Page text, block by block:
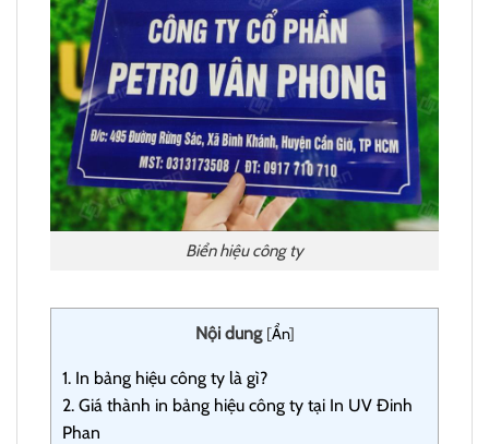
Biển hiệu công ty
Nội dung [Ẩn]
1. In bảng hiệu công ty là gì?
2. Giá thành in bảng hiệu công ty tại In UV Đinh
Phan